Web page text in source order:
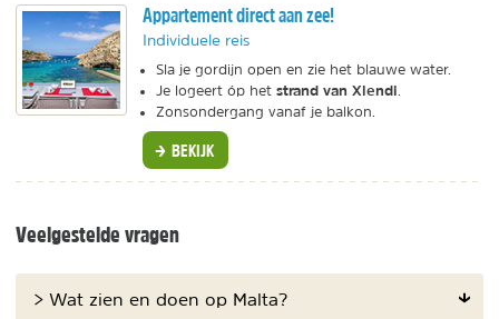
Appartement direct aan zee!
Individuele reis
Sla je gordijn open en zie het blauwe water.
Je logeert óp het strand van Xlendi
Zonsondergang vanaf je balkon.
BEKIJK
Veelgestelde vragen
> Wat zien en doen op Malta?